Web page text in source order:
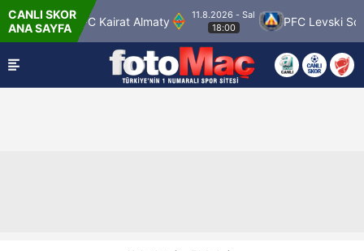
CANLI SKOR
ANA SAYFAFC Kairat Almaty
11.8.2026 - Sal
PFC Levski Sofya